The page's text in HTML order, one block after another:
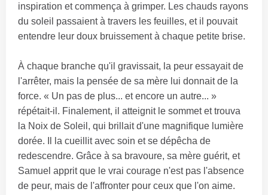
inspiration et commença à grimper. Les chauds rayons
du soleil passaient à travers les feuilles, et il pouvait
entendre leur doux bruissement à chaque petite brise.
À chaque branche qu'il gravissait, la peur essayait de
l'arrêter, mais la pensée de sa mère lui donnait de la
force. « Un pas de plus... et encore un autre... »
répétait-il. Finalement, il atteignit le sommet et trouva
la Noix de Soleil, qui brillait d'une magnifique lumière
dorée. Il la cueillit avec soin et se dépêcha de
redescendre. Grâce à sa bravoure, sa mère guérit, et
Samuel apprit que le vrai courage n'est pas l'absence
de peur, mais de l'affronter pour ceux que l'on aime.